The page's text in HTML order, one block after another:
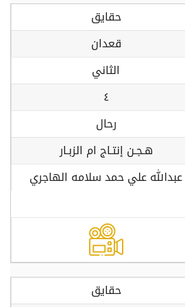
حقايق
قعدان
الثاني
٤
رحال
هـجـن إنتـاج ام الزبـار
عبدالله علي حمد سلامه الهاجري
حقايق